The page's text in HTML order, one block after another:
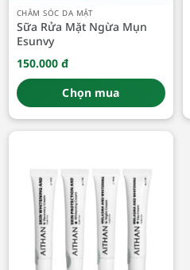
CHĂM SÓC DA MẶT
Sữa Rửa Mặt Ngừa Mụn
Esunvy
150.000 đ
Chọn mua